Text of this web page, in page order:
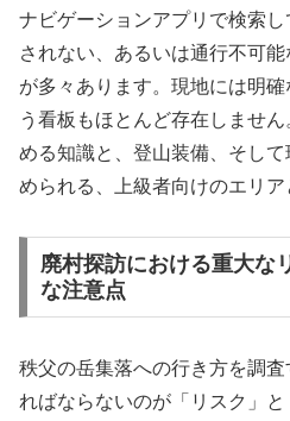
ナビゲーションアプリで検索
されない、あるいは通行不可
が多々あります。現地には明
う看板もほとんど存在しませ
める知識と、登山装備、そし
められる、上級者向けのエリア
廃村探訪における重大な
な注意点
秩父の岳集落への行き方を調
ればならないのが「リスク」